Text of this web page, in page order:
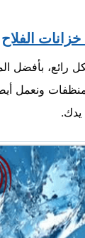
الفلاح
رائع، بأفضل
ونعمل
يدك.